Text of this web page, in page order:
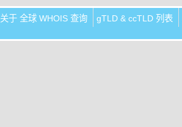
关于 全球 WHOIS 查询 gTLD & ccTLD 列表